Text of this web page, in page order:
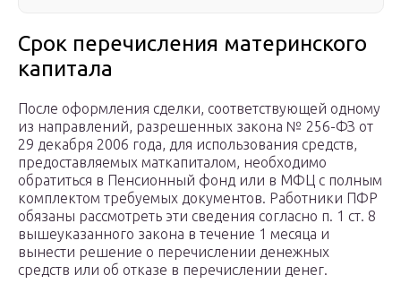
Срок перечисления материнского
капитала
После оформления сделки, соответствующей одному
из направлений, разрешенных закона № 256-ФЗ от
29 декабря 2006 года, для использования средств,
предоставляемых маткапиталом, необходимо
обратиться в Пенсионный фонд или в МФЦ с полным
комплектом требуемых документов. Работники ПФР
обязаны рассмотреть эти сведения согласно п. 1 ст. 8
вышеуказанного закона в течение 1 месяца и
вынести решение о перечислении денежных
средств или об отказе в перечислении денег.